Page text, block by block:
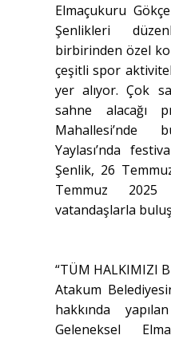
Elmaçukuru
Şenlikleri
birbirinden özel
çeşitli spor
yer alıyor. Çok
sahne alacağı
Mahallesi’nde
Yaylası’nda
Şenlik, 26
Temmuz 2025
vatandaşlarla
“TÜM HALKIMIZI
Atakum
hakkında
Geleneksel